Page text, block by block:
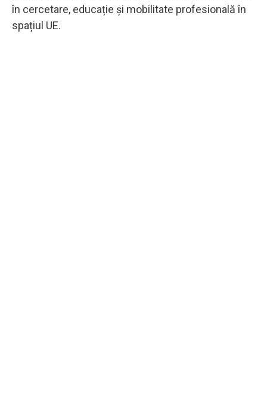
în cercetare, educație și mobilitate profesională în
spațiul UE.